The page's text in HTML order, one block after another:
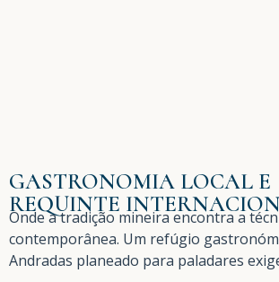
GASTRONOMIA LOCAL E
REQUINTE
Onde a tradição mineira encontra a
contemporânea. Um refúgio
Andradas planeado para paladares